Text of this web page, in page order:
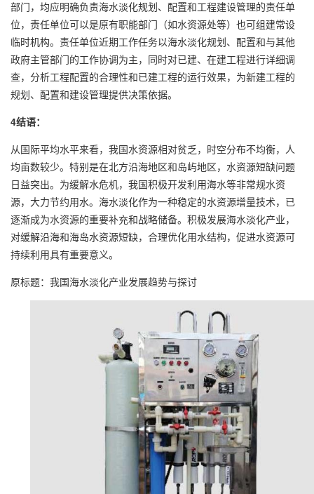
部门，均应明确负责海水淡化规划、配置和工程建设管理的责任单
位，责任单位可以是原有职能部门（如水资源处等）也可组建常设
临时机构。责任单位近期工作任务以海水淡化规划、配置和与其他
政府主管部门的工作协调为主，同时对已建、在建工程进行详细调
查，分析工程配置的合理性和已建工程的运行效果，为新建工程的
规划、配置和建设管理提供决策依据。
4结语：
从国际平均水平来看，我国水资源相对贫乏，时空分布不均衡，人
均亩数较少。特别是在北方沿海地区和岛屿地区，水资源短缺问题
日益突出。为缓解水危机，我国积极开发利用海水等非常规水资
源，大力节约用水。海水淡化作为一种稳定的水资源增量技术，已
逐渐成为水资源的重要补充和战略储备。积极发展海水淡化产业，
对缓解沿海和海岛水资源短缺，合理优化用水结构，促进水资源可
持续利用具有重要意义。
原标题：我国海水淡化产业发展趋势与探讨